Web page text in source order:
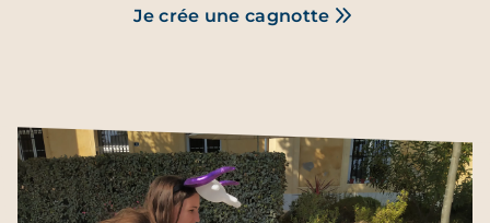
Je crée une cagnotte